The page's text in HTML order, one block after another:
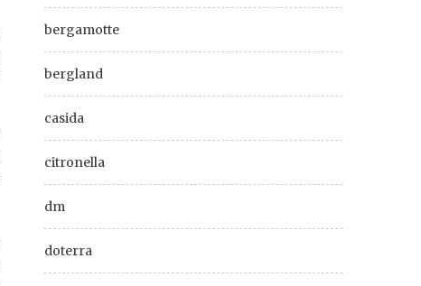
bergamotte
bergland
casida
citronella
dm
doterra